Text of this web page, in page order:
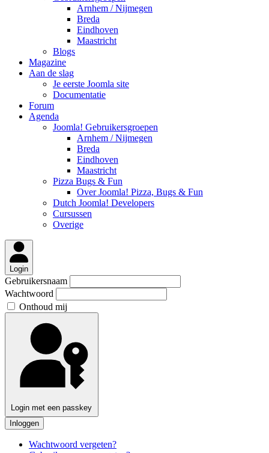
Arnhem / Nijmegen
Breda
Eindhoven
Maastricht
Blogs
Magazine
Aan de slag
Je eerste Joomla site
Documentatie
Forum
Agenda
Joomla! Gebruikersgroepen
Arnhem / Nijmegen
Breda
Eindhoven
Maastricht
Pizza Bugs & Fun
Over Joomla! Pizza, Bugs & Fun
Dutch Joomla! Developers
Cursussen
Overige
Login
Gebruikersnaam
Wachtwoord
Onthoud mij
Login met een passkey
Inloggen
Wachtwoord vergeten?